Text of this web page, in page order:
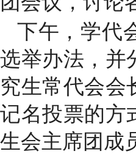
下午，学代
选举办法，并
究生常代会会
记名投票的方
生会主席团成